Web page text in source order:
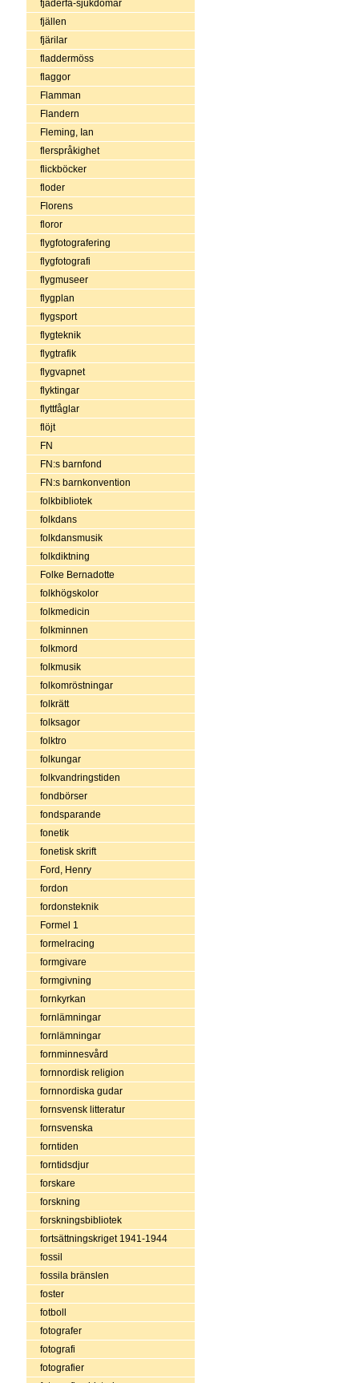
fjäderfä-sjukdomar
fjällen
fjärilar
fladdermöss
flaggor
Flamman
Flandern
Fleming, Ian
flerspråkighet
flickböcker
floder
Florens
floror
flygfotografering
flygfotografi
flygmuseer
flygplan
flygsport
flygteknik
flygtrafik
flygvapnet
flyktingar
flyttfåglar
flöjt
FN
FN:s barnfond
FN:s barnkonvention
folkbibliotek
folkdans
folkdansmusik
folkdiktning
Folke Bernadotte
folkhögskolor
folkmedicin
folkminnen
folkmord
folkmusik
folkomröstningar
folkrätt
folksagor
folktro
folkungar
folkvandringstiden
fondbörser
fondsparande
fonetik
fonetisk skrift
Ford, Henry
fordon
fordonsteknik
Formel 1
formelracing
formgivare
formgivning
fornkyrkan
fornlämningar
fornlämningar
fornminnesvård
fornnordisk religion
fornnordiska gudar
fornsvensk litteratur
fornsvenska
forntiden
forntidsdjur
forskare
forskning
forskningsbibliotek
fortsättningskriget 1941-1944
fossil
fossila bränslen
foster
fotboll
fotografer
fotografi
fotografier